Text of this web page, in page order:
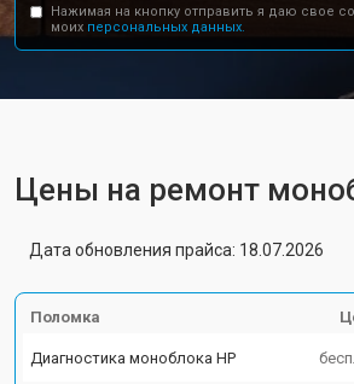
Нажимая на кнопку отправить я даю свое
моих персональных данных.
Цены на ремонт
Дата обновления прайса: 18.07.2026
Поломка
Диагностика моноблока HP